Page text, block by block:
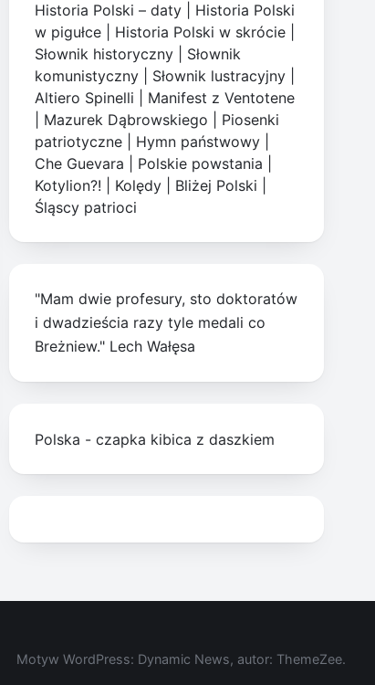
Historia Polski – daty
Historia Polski
w pigułce
Historia Polski w skrócie
Słownik historyczny
Słownik
komunistyczny
Słownik lustracyjny
Altiero Spinelli
Manifest z Ventotene
Mazurek Dąbrowskiego
Piosenki
patriotyczne
Hymn państwowy
Che Guevara
Polskie powstania
Kotylion?!
Kolędy Bliżej Polski
Śląscy patrioci
"Mam dwie profesury, sto doktoratów
i dwadzieścia razy tyle medali co
Breżniew." Lech Wałęsa
Polska - czapka kibica z daszkiem
Motyw WordPress: Dynamic News, autor: ThemeZee.